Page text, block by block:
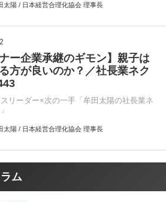
太陽 / 日本経営合理化協会 理事長
ナー企業承継のギモン】親子は
方が良いのか？／社長業ネク
リーダー×次の一手「牟田太陽の社長業ネ
太陽 / 日本経営合理化協会 理事長
ム